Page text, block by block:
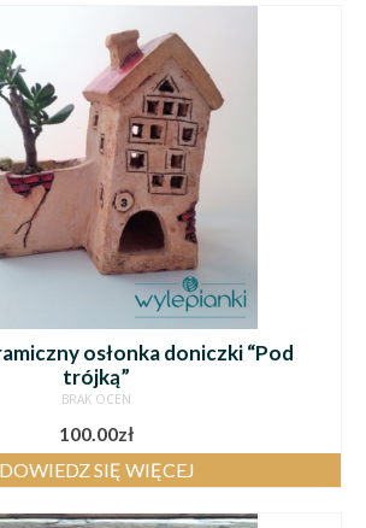
osłonka doniczki “Pod
trójką”
BRAK OCEN
100.00zł
DOWIEDZ SIĘ WIĘCEJ